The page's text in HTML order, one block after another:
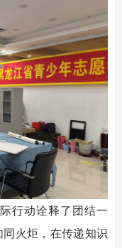
行动诠释了团结一
火炬，在传递知识